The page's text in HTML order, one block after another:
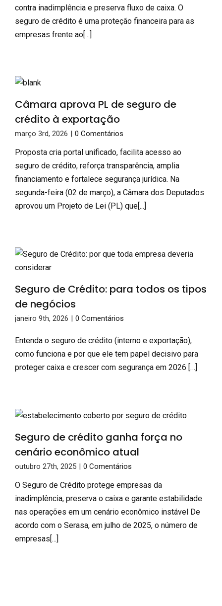
contra inadimplência e preserva fluxo de caixa. O
seguro de crédito é uma proteção financeira para as
empresas frente ao[...]
Câmara aprova PL de seguro de
crédito à exportação
março 3rd, 2026 | 0 Comentários
Proposta cria portal unificado, facilita acesso ao
seguro de crédito, reforça transparência, amplia
financiamento e fortalece segurança jurídica. Na
segunda-feira (02 de março), a Câmara dos Deputados
aprovou um Projeto de Lei (PL) que[...]
Seguro de Crédito: para todos os tipos
de negócios
janeiro 9th, 2026 | 0 Comentários
Entenda o seguro de crédito (interno e exportação),
como funciona e por que ele tem papel decisivo para
proteger caixa e crescer com segurança em 2026 […]
Seguro de crédito ganha força no
cenário econômico atual
outubro 27th, 2025 | 0 Comentários
O Seguro de Crédito protege empresas da
inadimplência, preserva o caixa e garante estabilidade
nas operações em um cenário econômico instável De
acordo com o Serasa, em julho de 2025, o número de
empresas[...]